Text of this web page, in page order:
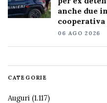
anche due
cooperativa
06 AGO 2026
CATEGORIE
Auguri (1.117)